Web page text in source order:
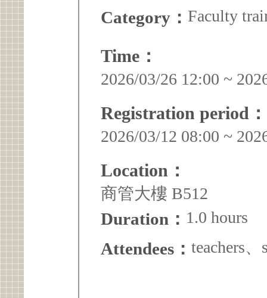
Category： Faculty
Time：
2026/03/26 12:00 ~
Registration period：
2026/03/12 08:00 ~
Location：
商管大樓 B512
Duration： 1.0 hours
Attendees： teachers